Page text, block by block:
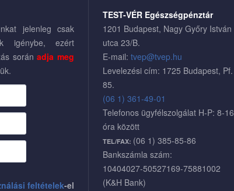
jelenleg csak
igénybe, ezért
során adja meg
feltételek-el
TEST-VÉR Egészségpénztár
1201 Budapest, Nagy Győry István
utca 23/B.
E-mail: tvep@tvep.hu
Levelezési cím: 1725 Budapest, Pf.
85.
(06 1) 361-49-01
Telefonos ügyfélszolgálat H-P: 8-16
óra között
TEL/FAX: (06 1) 385-85-86
Bankszámla szám:
10404027-50527169-75881002
(K&H Bank)